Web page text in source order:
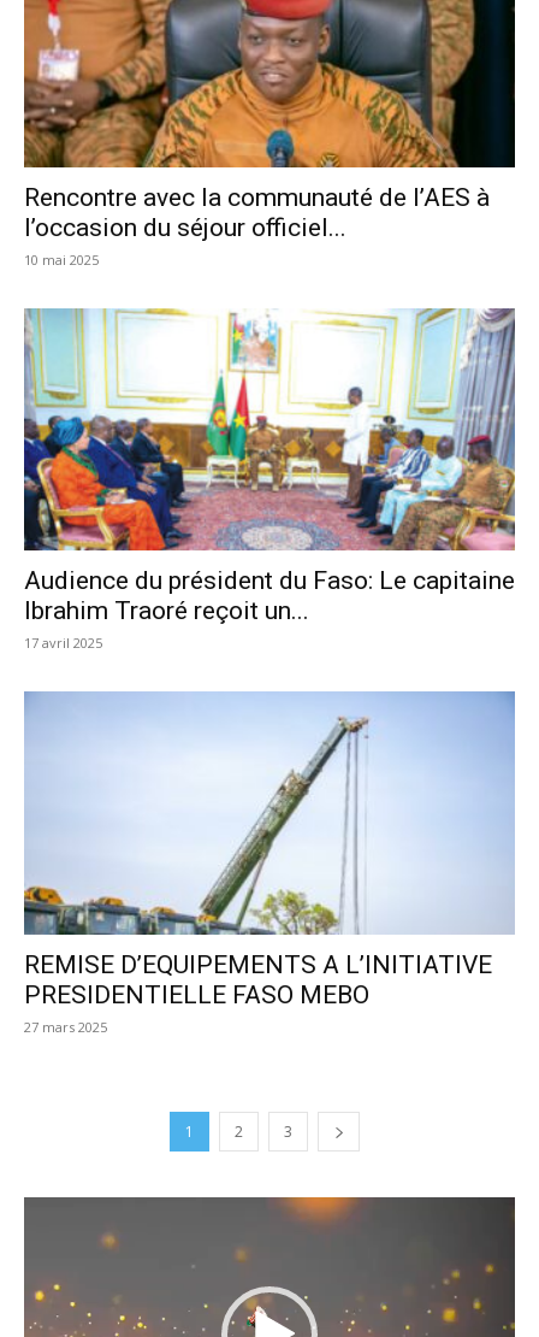
Rencontre avec la communauté de l’AES à
l’occasion du séjour officiel...
10 mai 2025
Audience du président du Faso: Le capitaine
Ibrahim Traoré reçoit un...
17 avril 2025
REMISE D’EQUIPEMENTS A L’INITIATIVE
PRESIDENTIELLE FASO MEBO
27 mars 2025
1 2 3